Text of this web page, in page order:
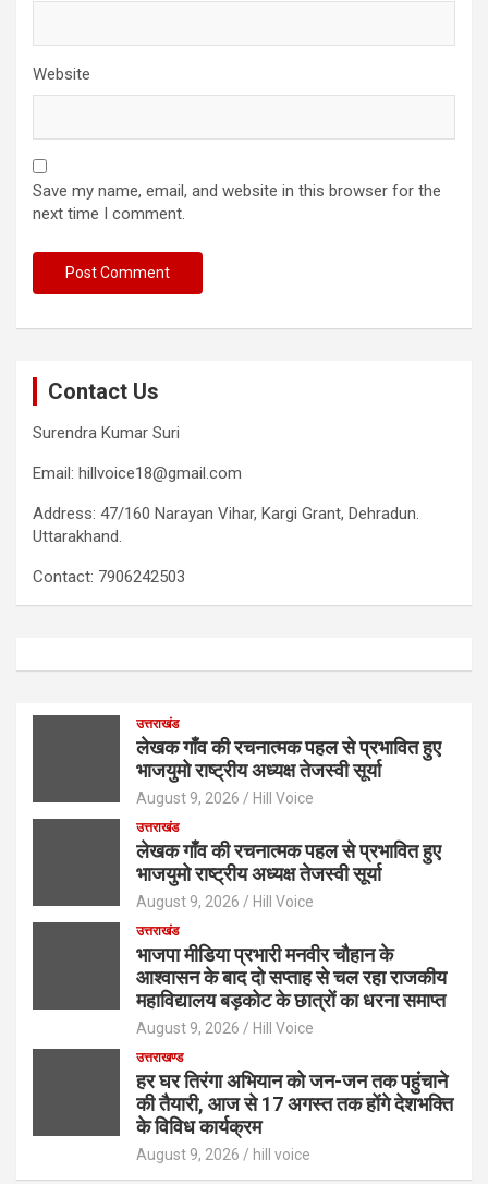
Website
Save my name, email, and website in this browser for the
next time I comment.
Contact Us
Surendra Kumar Suri
Email: hillvoice18@gmail.com
Address: 47/160 Narayan Vihar, Kargi Grant, Dehradun.
Uttarakhand.
Contact: 7906242503
उत्तराखंड
लेखक गाँव की रचनात्मक पहल से प्रभावित हुए
भाजयुमो राष्ट्रीय अध्यक्ष तेजस्वी सूर्या
August 9, 2026 Hill Voice
उत्तराखंड
लेखक गाँव की रचनात्मक पहल से प्रभावित हुए
भाजयुमो राष्ट्रीय अध्यक्ष तेजस्वी सूर्या
August 9, 2026 Hill Voice
उत्तराखंड
भाजपा मीडिया प्रभारी मनवीर चौहान के
आश्वासन के बाद दो सप्ताह से चल रहा राजकीय
महाविद्यालय बड़कोट के छात्रों का धरना समाप्त
August 9, 2026 Hill Voice
उत्तराखण्ड
हर घर तिरंगा अभियान को जन-जन तक पहुंचाने
की तैयारी, आज से 17 अगस्त तक होंगे देशभक्ति
के विविध कार्यक्रम
August 9, 2026 hill voice